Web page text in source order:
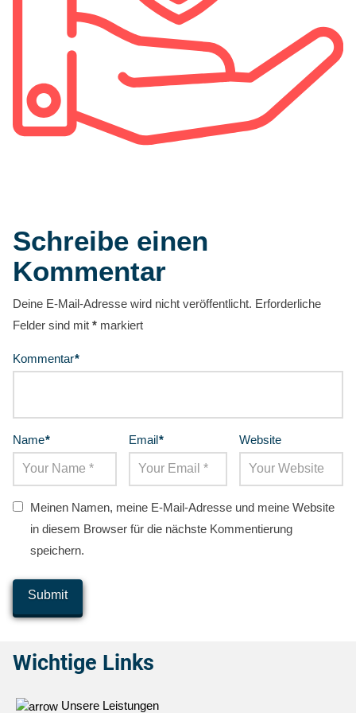
Schreibe einen
Kommentar
Deine E-Mail-Adresse wird nicht veröffentlicht. Erforderliche
Felder sind mit *markiert
Kommentar*
Name* Email* Website
Meinen Namen, meine E-Mail-Adresse und meine Website
in diesem Browser für die nächste Kommentierung
speichern.
Wichtige Links
Unsere Leistungen